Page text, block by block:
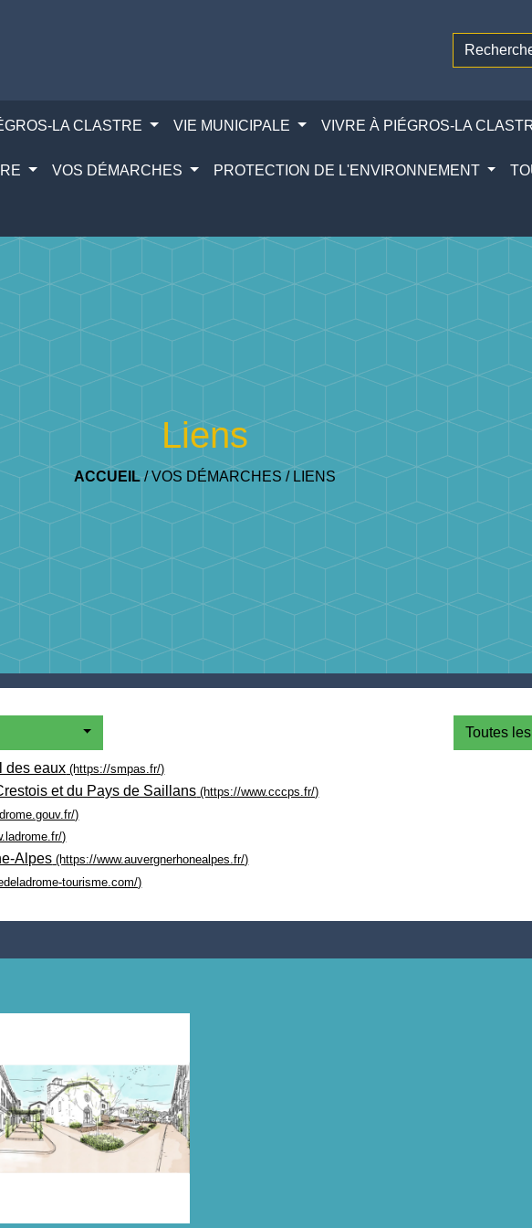
LA CLASTRE VIE MUNICIPALE VIVRE À PIÉGROS-LA
VOS DÉMARCHES PROTECTION DE L'ENVIRONNEMENT
Liens
ACCUEIL/VOS DÉMARCHES/ LIENS
Toutes
des eaux (https://smpas.fr/)
et du Pays de Saillans (https://www.cccps.fr/)
)
)
Alpes (https://www.auvergnerhonealpes.fr/)
tourisme.com/)